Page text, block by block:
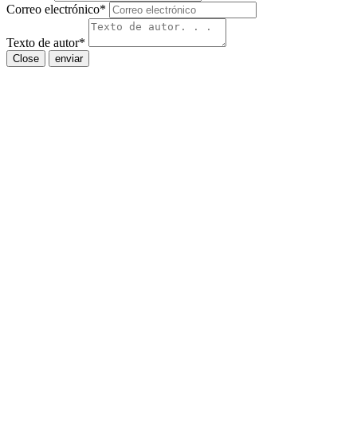
Correo electrónico*
Texto de autor*
Close enviar